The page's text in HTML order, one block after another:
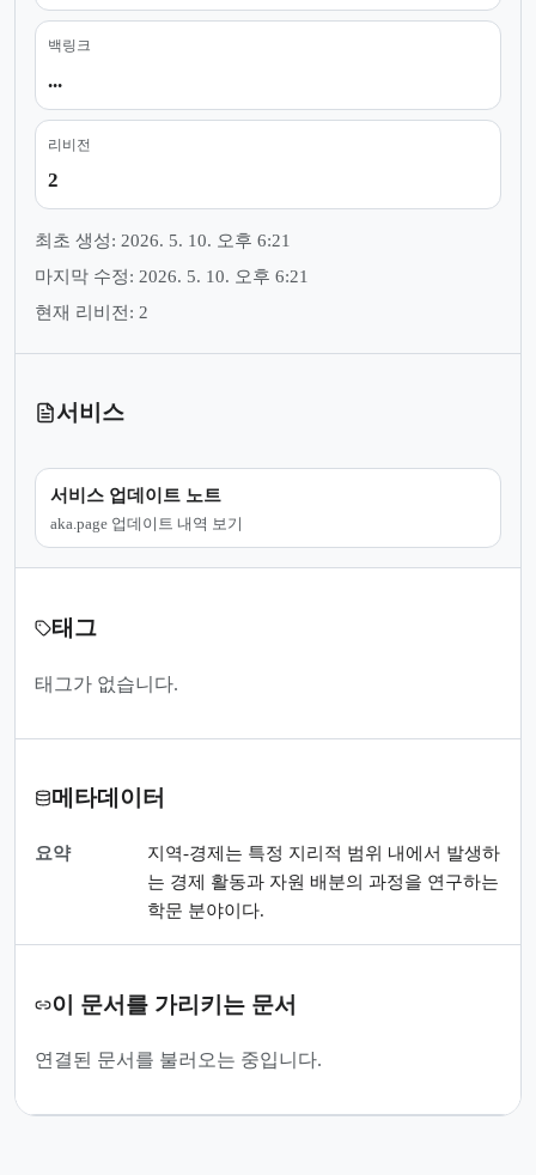
백링크
...
리비전
2
최초 생성: 2026. 5. 10. 오후 6:21
마지막 수정: 2026. 5. 10. 오후 6:21
현재 리비전: 2
서비스
서비스 업데이트 노트
aka.page 업데이트 내역 보기
태그
태그가 없습니다.
메타데이터
요약
지역-경제는 특정 지리적 범위 내에서 발생하
는 경제 활동과 자원 배분의 과정을 연구하는
학문 분야이다.
이 문서를 가리키는 문서
연결된 문서를 불러오는 중입니다.